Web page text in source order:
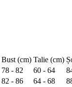
Bust (cm) Talie (cm)
78 - 82 60 - 64
82 - 86 64 - 68